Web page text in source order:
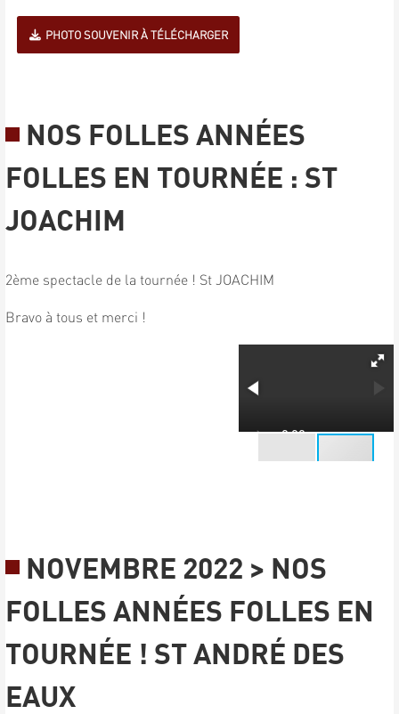
PHOTO SOUVENIR À TÉLÉCHARGER
NOS FOLLES ANNÉES
FOLLES EN TOURNÉE : ST
JOACHIM
2ème spectacle de la tournée ! St JOACHIM
Bravo à tous et merci !
NOVEMBRE 2022 > NOS
FOLLES ANNÉES FOLLES EN
TOURNÉE ! ST ANDRÉ DES
EAUX